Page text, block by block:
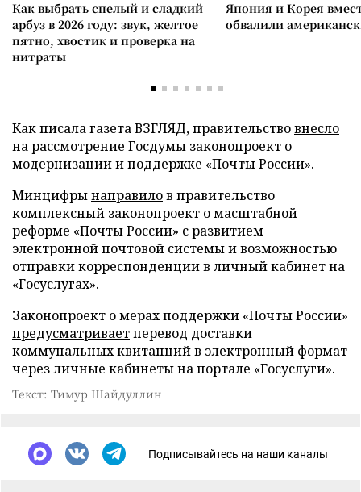
Как выбрать спелый и сладкий
арбуз в 2026 году: звук, желтое
пятно, хвостик и проверка на
нитраты
Япония и Корея
обвалили
Как писала газета ВЗГЛЯД, правительствовнесло
на рассмотрение Госдумы законопроект о
модернизации и поддержке «Почты России».
Минцифрынаправилов правительство
комплексный законопроект о масштабной
реформе «Почты России» с развитием
электронной почтовой системы и возможностью
отправки корреспонденции в личный кабинет на
«Госуслугах».
Законопроект о мерах поддержки «Почты России»
предусматриваетперевод доставки
коммунальных квитанций в электронный формат
через личные кабинеты на портале «Госуслуги».
Текст: Тимур Шайдуллин
Подписывайтесь на наши каналы